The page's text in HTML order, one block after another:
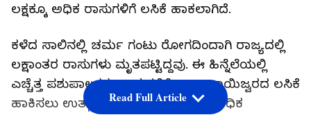
ಲಕ್ಷಕ್ಕೂ ಅಧಿಕ ರಾಸುಗಳಿಗೆ ಲಸಿಕೆ ಹಾಕಲಾಗಿದೆ.
ಕಳೆದ ಸಾಲಿನಲ್ಲಿ ಚರ್ಮ ಗಂಟು ರೋಗದಿಂದಾಗಿ ರಾಜ್ಯದಲ್ಲಿ
ಲಕ್ಷಾಂತರ ರಾಸುಗಳು ಮೃತಪಟ್ಟಿದ್ದವು. ಈ ಹಿನ್ನೆಲೆಯಲ್ಲಿ
ಎಚ್ಚೆತ್ತ ಪಶುಪಾಲಕರು ರಾಸುಗಳಿಗೆ ಕಾಲು ಬಾಯಿಜ್ವರದ ಲಸಿಕೆ
ಹಾಕಿಸಲು ಉತ್ಸಾಹ ತೋರಿದ್ದು, ಶೇ.83ಕ್ಕೂ ಅಧಿಕ
Read Full Article